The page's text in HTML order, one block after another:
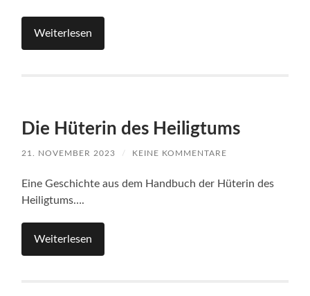
Weiterlesen
Die Hüterin des Heiligtums
21. NOVEMBER 2023 / KEINE KOMMENTARE
Eine Geschichte aus dem Handbuch der Hüterin des
Heiligtums….
Weiterlesen